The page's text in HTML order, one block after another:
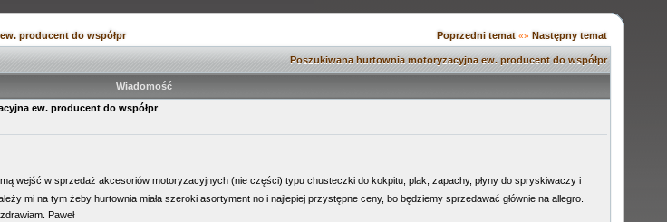
producent do współpr Poprzedni temat «» Następny temat
Poszukiwana hurtownia motoryzacyjna ew. producent do współpr
Wiadomość
ew. producent do współpr
wejść w sprzedaż akcesoriów motoryzacyjnych (nie części) typu chusteczki do kokpitu, plak, zapachy, płyny do spryskiwaczy i
mi na tym żeby hurtownia miała szeroki asortyment no i najlepiej przystępne ceny, bo będziemy sprzedawać głównie na allegro.
Paweł